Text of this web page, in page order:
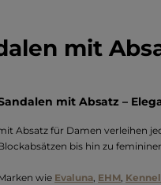
mit
mit Absatz –
Absatz für Damen verleihen
bis hin zu
wie Evaluna, EHM,